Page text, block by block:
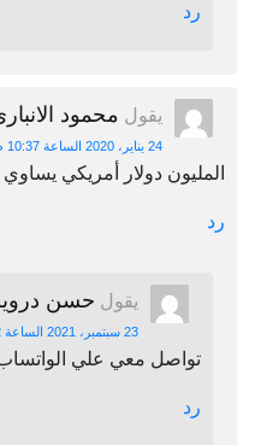
رد
يقول محمود
24 يناير، 2020 الساعة 10:37 م
المليون دولار أمريكي
رد
يقول حسن
23 سبتمبر، 2021 الساعة 2:42 ص
تواصل معي علي الواتساب
رد